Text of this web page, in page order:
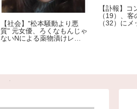
【社会】"松本騒動より悪
質" 元女優、ろくなもんじゃ
ないNによる薬物漬けレイ
【訃報】
（19）、
（32）に